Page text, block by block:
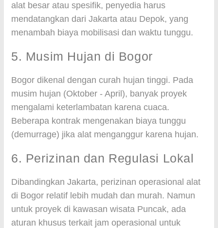
alat besar atau spesifik, penyedia harus
mendatangkan dari Jakarta atau Depok, yang
menambah biaya mobilisasi dan waktu tunggu.
5. Musim Hujan di Bogor
Bogor dikenal dengan curah hujan tinggi. Pada
musim hujan (Oktober - April), banyak proyek
mengalami keterlambatan karena cuaca.
Beberapa kontrak mengenakan biaya tunggu
(demurrage) jika alat menganggur karena hujan.
6. Perizinan dan Regulasi Lokal
Dibandingkan Jakarta, perizinan operasional alat
di Bogor relatif lebih mudah dan murah. Namun
untuk proyek di kawasan wisata Puncak, ada
aturan khusus terkait jam operasional untuk